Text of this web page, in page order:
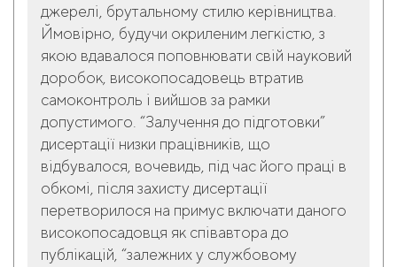
джерелі, брутальному стилю керівництва.
Ймовірно, будучи окриленим легкістю, з
якою вдавалося поповнювати свій науковий
доробок, високопосадовець втратив
самоконтроль і вийшов за рамки
допустимого. “Залучення до підготовки”
дисертації низки працівників, що
відбувалося, вочевидь, під час його праці в
обкомі, після захисту дисертації
перетворилося на примус включати даного
високопосадовця як співавтора до
публікацій, “залежних у службовому